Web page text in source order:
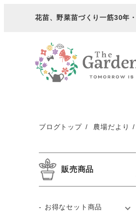
花苗、野菜苗づくり一筋30年・
ブログトップ 農場だより
販売商品
お得なセット商品